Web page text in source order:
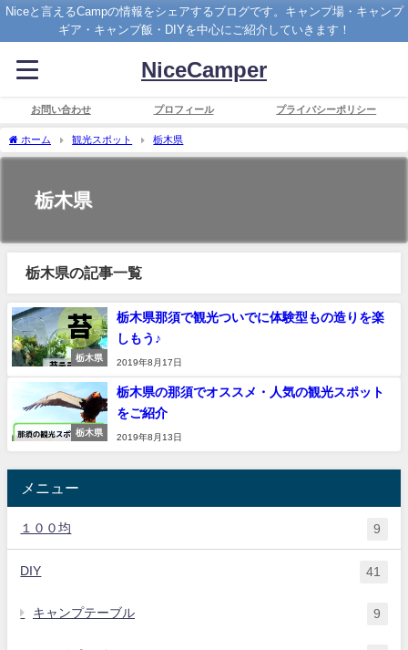
Niceと言えるCampの情報をシェアするブログです。キャンプ場・キャンプ
ギア・キャンプ飯・DIYを中心にご紹介していきます！
NiceCamper
お問い合わせ プロフィール プライバシーポリシー
ホーム 観光スポット 栃木県
栃木県
栃木県の記事一覧
栃木県
栃木県那須で観光ついでに体験型もの造りを楽
しもう♪
2019年8月17日
栃木県
栃木県の那須でオススメ・人気の観光スポット
をご紹介
2019年8月13日
メニュー
１００均 9
DIY 41
キャンプテーブル 9